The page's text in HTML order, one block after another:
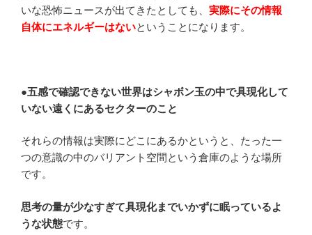
いな恐怖ニュースが出てきたとしても、 実際にその情報
自体にエネルギーはないということになります。
●五感で確認できない世界はシャボン玉の中で具現化して
いない遠くにあるセクターのこと
それらの情報は実際にどこにあるかというと、たった一
つの意識の中のバリアント空間という倉庫のような場所
です。
思考の量が少なすぎて具現化までいかずに眠っているよ
うな状態です。